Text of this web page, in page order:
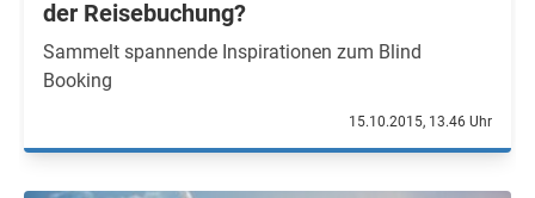
der Reisebuchung?
Sammelt spannende Inspirationen zum Blind
Booking
15.10.2015, 13.46 Uhr